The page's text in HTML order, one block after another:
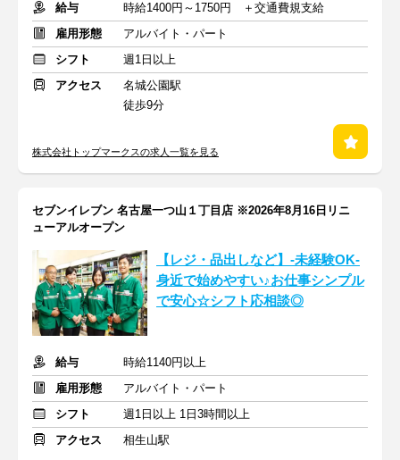
給与
時給1400円～1750円 ＋交通費規支給
雇用形態
アルバイト・パート
シフト
週1日以上
アクセス
名城公園駅
徒歩9分
株式会社トップマークスの求人一覧を見る
セブンイレブン 名古屋一つ山１丁目店 ※2026年8月16日リニ
ューアルオープン
【レジ・品出しなど】-未経験OK-
身近で始めやすい♪お仕事シンプル
で安心☆シフト応相談◎
給与
時給1140円以上
雇用形態
アルバイト・パート
シフト
週1日以上 1日3時間以上
アクセス
相生山駅